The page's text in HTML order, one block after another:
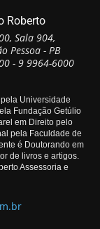
Roberto
Sala 904,
Pessoa - PB
- 9 9964-6000
Universidade
Fundação Getúlio
em Direito pelo
pela Faculdade de
é Doutorando em
de livros e artigos.
Assessoria e